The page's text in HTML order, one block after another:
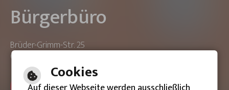
Bürgerbüro
Brüder-Grimm-Str. 25
63533 Mainhausen
ONLINE-TERMIN BUCHEN
Cookies